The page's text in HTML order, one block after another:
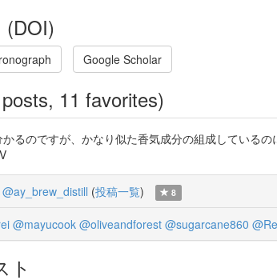
(DOI)
Google Scholar
11 favorites)
るのですが、かなり似た香気成分の組成している
@ay_brew_distill (投稿一覧) 8
@mayucook @oliveandforest @sugarcane860
ト